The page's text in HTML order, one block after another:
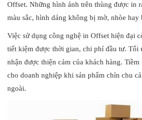
Offset. Những hình ảnh trên thùng được in
màu sắc, hình dáng không bị mờ, nhòe hay
Việc sử dụng công nghệ in Offset hiện đại
tiết kiệm được thời gian, chi phí đầu tư. Tối
nhận được thiện cảm của khách hàng.
cho doanh nghiệp khi sản phẩm chỉn chu
ngoài.